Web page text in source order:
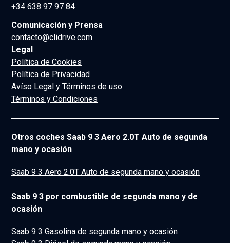
+34 638 97 97 84
Comunicación y Prensa
contacto@clidrive.com
Legal
Política de Cookies
Política de Privacidad
Avíso Legal y Términos de uso
Términos y Condiciones
Otros coches Saab 9 3 Aero 2.0T Auto de segunda
mano y ocasión
Saab 9 3 Aero 2.0T Auto de segunda mano y ocasión
Saab 9 3 por combustible de segunda mano y de
ocasión
Saab 9 3 Gasolina de segunda mano y ocasión